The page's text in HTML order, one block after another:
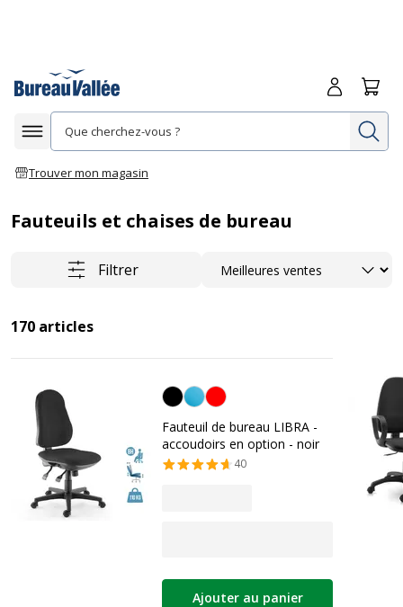
Afficher la navigation
Trouver mon magasin
Me
Fauteuils et chaises de bureau
Filtrer Trier
170 articles
Noir
Fauteuil de bureau LIBRA -
accoudoirs en option - noir
40
Ajouter au panier